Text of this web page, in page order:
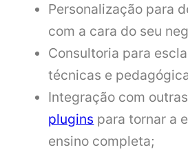
Personalização para
com a cara do seu
Consultoria para
técnicas e
Integração com
plugins para tornar a
ensino completa;